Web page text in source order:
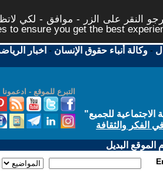
النقر على الزر - موافق - لكي
to ensure you get the best
-وكالة أنباء حقوق الإنسان - اخبار
التبرع للموقع - ادعمونا
للجميع"
الفكر والثقافة
الموقع البديل